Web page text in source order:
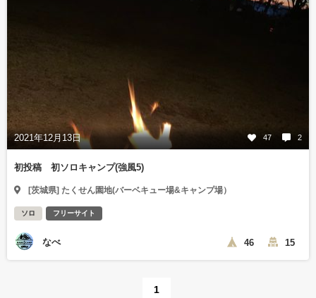
2021年12月13日 47 2
初投稿 初ソロキャンプ(強風5)
[茨城県] たくせん園地(バーベキュー場&キャンプ場）
ソロ フリーサイト
なべ 46 15
1